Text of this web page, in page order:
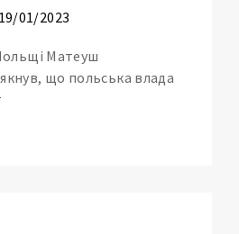
19/01/2023
Матеуш
що польська влада